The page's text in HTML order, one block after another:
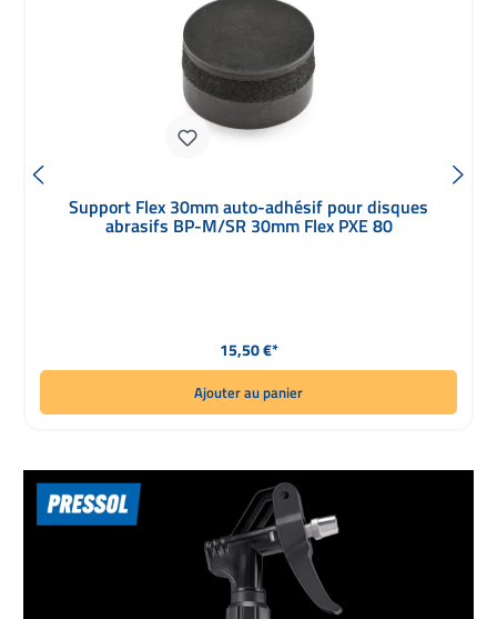
Support Flex 30mm auto-adhésif pour disques
abrasifs BP-M/SR 30mm Flex PXE 80
Prix régulier :
15,50 €*
Ajouter au panier